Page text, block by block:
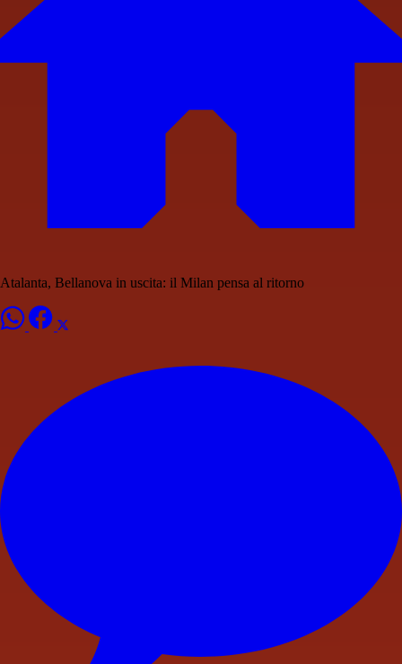
Atalanta, Bellanova in uscita: il Milan pensa al ritorno